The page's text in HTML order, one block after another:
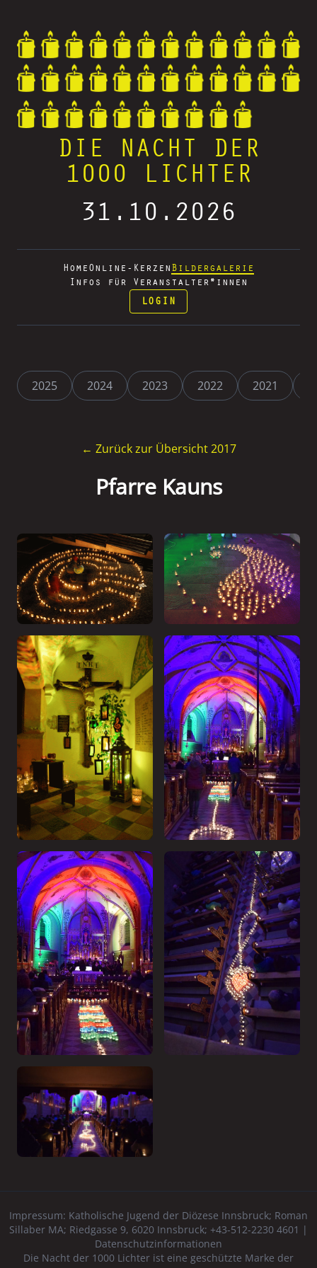
DIE NACHT DER
1000 LICHTER
31.10.2026
Home Online-Kerzen Bildergalerie
Infos für Veranstalter*innen
LOGIN
2025 2024 2023 2022 2021
← Zurück zur Übersicht 2017
Pfarre Kauns
Impressum: Katholische Jugend der Diözese Innsbruck; Roman
Sillaber MA; Riedgasse 9, 6020 Innsbruck; +43-512-2230 4601 |
Datenschutzinformationen
Die Nacht der 1000 Lichter ist eine geschützte Marke der